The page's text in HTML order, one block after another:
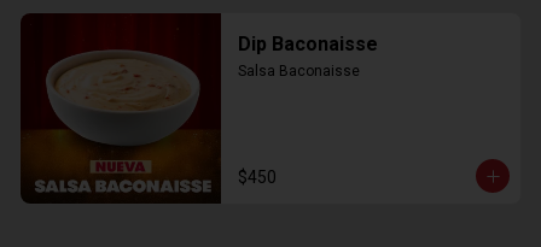
Dip Baconaisse
Salsa Baconaisse
$450